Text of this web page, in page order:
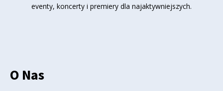
eventy, koncerty i premiery dla najaktywniejszych.
O Nas